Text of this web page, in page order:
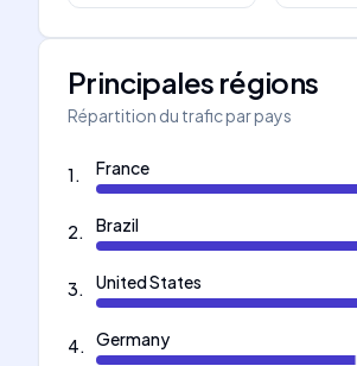
Principales régions
Répartition du trafic par pays
1. France
2. Brazil
3. United States
4. Germany